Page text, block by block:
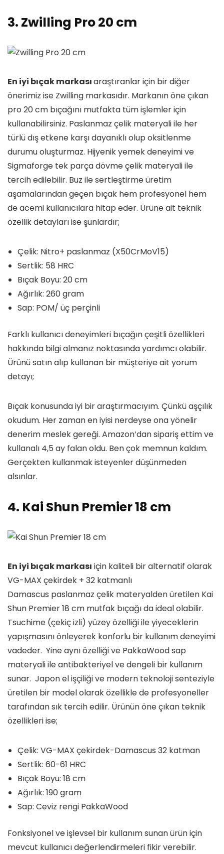
3. Zwilling Pro 20 cm
En iyi bıçak markasıaraştıranlar için bir diğer
önerimiz ise Zwilling markasıdır. Markanın öne çıkan
pro 20 cm bıçağını mutfakta tüm işlemler için
kullanabilirsiniz. Paslanmaz çelik materyali ile her
türlü dış etkene karşı dayanıklı olup oksitlenme
durumu oluşturmaz. Hijyenik yemek deneyimi ve
Sigmaforge tek parça dövme çelik materyali ile
tercih edilebilir. Buz ile sertleştirme üretim
aşamalarından geçen bıçak hem profesyonel hem
de acemi kullanıcılara hitap eder. Ürüne ait teknik
özellik detayları ise şunlardır;
Çelik: Nitro+ paslanmaz (X50CrMoV15)
Sertlik: 58 HRC
Bıçak Boyu: 20 cm
Ağırlık: 260 gram
Sap: POM/ üç perçinli
Farklı kullanıcı deneyimleri bıçağın çeşitli özellikleri
hakkında bilgi almanız noktasında yardımcı olabilir.
Ürünü satın alıp kullanan bir müşteriye ait yorum
detayı;
Bıçak konusunda iyi bir araştırmacıyım. Çünkü aşçılık
okudum. Her zaman en iyisi nerdeyse ona yönelir
denerim meslek gereği. Amazon’dan sipariş ettim ve
kullanalı 4,5 ay falan oldu. Ben çok memnun kaldım.
Gerçekten kullanmak isteyenler düşünmeden
alsınlar.
4. Kai Shun Premier 18 cm
En iyi bıçak markası için kaliteli bir alternatif olarak
VG-MAX çekirdek + 32 katmanlı
Damascus paslanmaz çelik materyalden üretilen Kai
Shun Premier 18 cm mutfak bıçağı da ideal olabilir.
Tsuchime (çekiç izli) yüzey özelliği ile yiyeceklerin
yapışmasını önleyerek konforlu bir kullanım deneyimi
vadeder. Yine aynı özelliği ve PakkaWood sap
materyali ile antibakteriyel ve dengeli bir kullanım
sunar. Japon el işçiliği ve modern teknoloji senteziyle
üretilen bir model olarak özellikle de profesyoneller
tarafından sık tercih edilir. Ürünün öne çıkan teknik
özellikleri ise;
Çelik: VG-MAX çekirdek-Damascus 32 katman
Sertlik: 60-61 HRC
Bıçak Boyu: 18 cm
Ağırlık: 190 gram
Sap: Ceviz rengi PakkaWood
Fonksiyonel ve işlevsel bir kullanım sunan ürün için
mevcut kullanıcı değerlendirmeleri fikir verebilir.